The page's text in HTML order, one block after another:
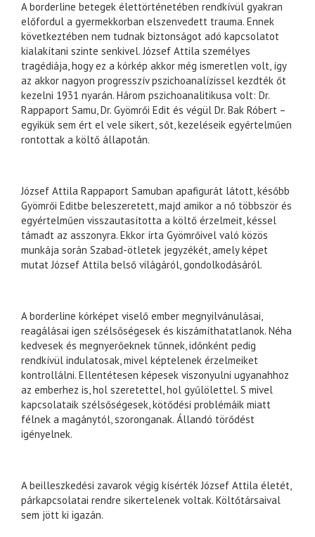
A borderline betegek élettörténetében rendkívül gyakran
előfordul a gyermekkorban elszenvedett trauma. Ennek
következtében nem tudnak biztonságot adó kapcsolatot
kialakítani szinte senkivel. József Attila személyes
tragédiája, hogy ez a kórkép akkor még ismeretlen volt, így
az akkor nagyon progresszív pszichoanalízissel kezdték őt
kezelni 1931 nyarán. Három pszichoanalitikusa volt: Dr.
Rappaport Samu, Dr. Gyömrői Edit és végül Dr. Bak Róbert –
egyikük sem ért el vele sikert, sőt, kezeléseik egyértelműen
rontottak a költő állapotán.
József Attila Rappaport Samuban apafigurát látott, később
Gyömrői Editbe beleszeretett, majd amikor a nő többször és
egyértelműen visszautasította a költő érzelmeit, késsel
támadt az asszonyra. Ekkor írta Gyömrőivel való közös
munkája során Szabad-ötletek jegyzékét, amely képet
mutat József Attila belső világáról, gondolkodásáról.
A borderline kórképet viselő ember megnyilvánulásai,
reagálásai igen szélsőségesek és kiszámíthatatlanok. Néha
kedvesek és megnyerőeknek tűnnek, időnként pedig
rendkívül indulatosak, mivel képtelenek érzelmeiket
kontrollálni. Ellentétesen képesek viszonyulni ugyanahhoz
az emberhez is, hol szeretettel, hol gyűlölettel. S mivel
kapcsolataik szélsőségesek, kötődési problémáik miatt
félnek a magánytól, szoronganak. Állandó törődést
igényelnek.
A beilleszkedési zavarok végig kísérték József Attila életét,
párkapcsolatai rendre sikertelenek voltak. Költőtársaival
sem jött ki igazán.